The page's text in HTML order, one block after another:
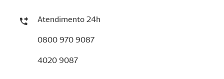
Atendimento 24h
0800 970 9087
4020 9087